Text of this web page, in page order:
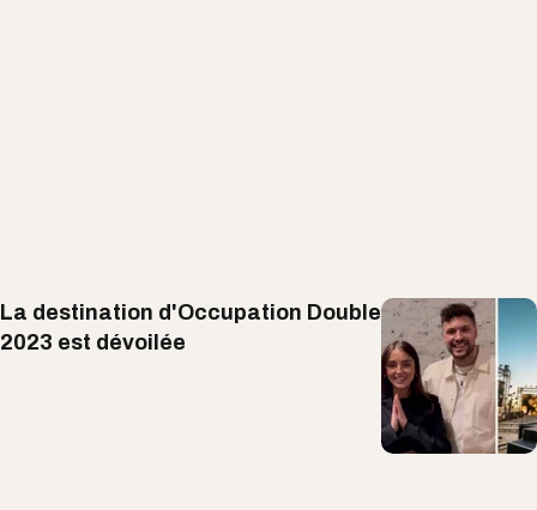
La destination d'Occupation Double
2023 est dévoilée